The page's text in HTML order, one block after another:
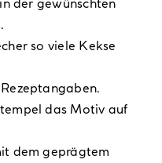
so viele Kekse
das Motiv auf
dem geprägtem